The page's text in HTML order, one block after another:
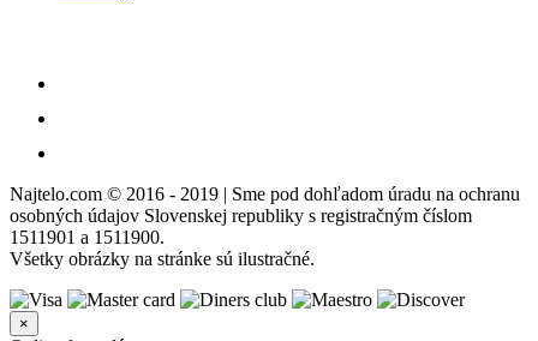
Najtelo.com © 2016 - 2019 | Sme pod dohľadom úradu na ochranu
osobných údajov Slovenskej republiky s registračným číslom
1511901 a 1511900.
Všetky obrázky na stránke sú ilustračné.
×